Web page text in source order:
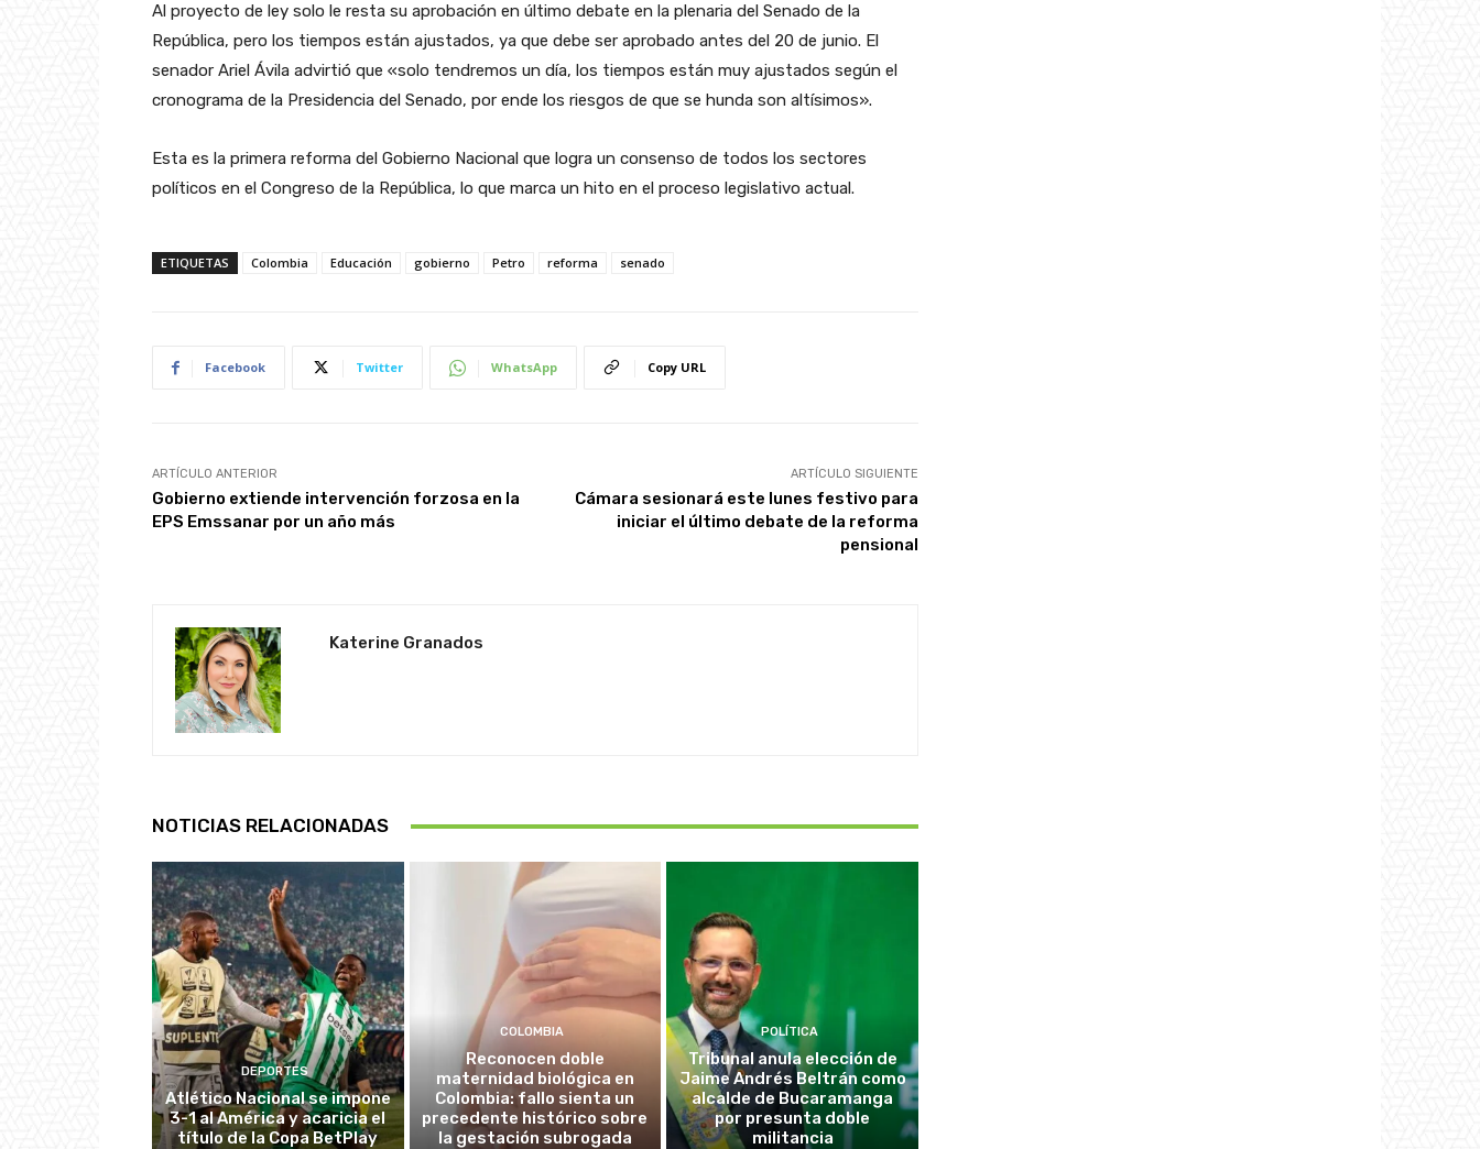
Al proyecto de ley solo le resta su aprobación en último debate en la plenaria del Senado de la
República, pero los tiempos están ajustados, ya que debe ser aprobado antes del 20 de junio. El
senador Ariel Ávila advirtió que «solo tendremos un día, los tiempos están muy ajustados según el
cronograma de la Presidencia del Senado, por ende los riesgos de que se hunda son altísimos».
Esta es la primera reforma del Gobierno Nacional que logra un consenso de todos los sectores
políticos en el Congreso de la República, lo que marca un hito en el proceso legislativo actual.
ETIQUETAS Colombia Educación gobierno Petro reforma senado
Facebook Twitter WhatsApp Copy URL
ARTÍCULO ANTERIOR
Gobierno extiende intervención forzosa en la
EPS Emssanar por un año más
ARTÍCULO SIGUIENTE
Cámara sesionará este lunes festivo para
iniciar el último debate de la reforma
pensional
Katerine Granados
NOTICIAS RELACIONADAS
DEPORTES
Atlético Nacional se impone
3-1 al América y acaricia el
título de la Copa BetPlay
COLOMBIA
Reconocen doble
maternidad biológica en
Colombia: fallo sienta un
precedente histórico sobre
la gestación subrogada
POLÍTICA
Tribunal anula elección de
Jaime Andrés Beltrán como
alcalde de Bucaramanga
por presunta doble
militancia